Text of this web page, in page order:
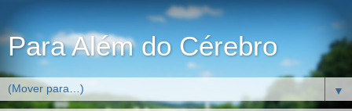
Para Além do Cérebro
▼